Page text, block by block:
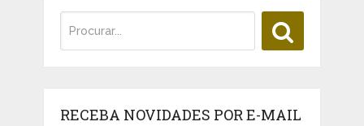
RECEBA NOVIDADES POR E-MAIL